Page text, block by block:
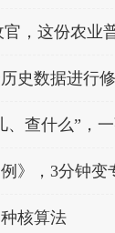
，这份农业
史数据进行
查什么”，一
》，3分钟变
核算法